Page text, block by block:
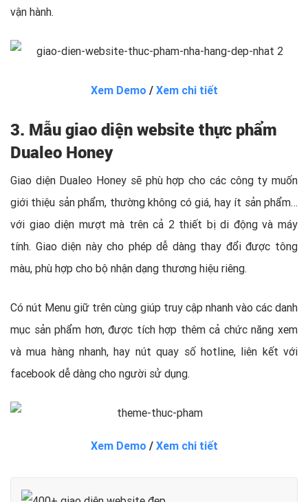
vận hành.
Xem Demo / Xem chi tiết
3. Mẫu giao diện website thực phẩm
Dualeo Honey
Giao diện Dualeo Honey sẽ phù hợp cho các công ty muốn
giới thiệu sản phẩm, thường không có giá, hay ít sản phẩm…
với giao diện mượt mà trên cả 2 thiết bị di động và máy
tính. Giao diện này cho phép dễ dàng thay đổi được tông
màu, phù hợp cho bộ nhận dạng thương hiệu riêng.
Có nút Menu giữ trên cùng giúp truy cập nhanh vào các danh
mục sản phẩm hơn, được tích hợp thêm cả chức năng xem
và mua hàng nhanh, hay nút quay số hotline, liên kết với
facebook dễ dàng cho người sử dụng.
Xem Demo / Xem chi tiết